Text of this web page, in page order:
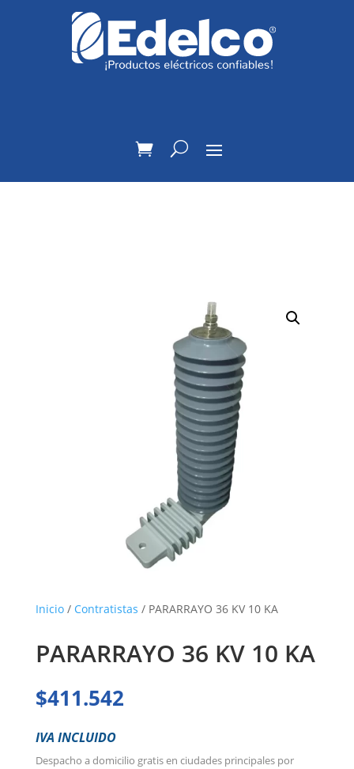
Inicio/ Contratistas / PARARRAYO 36 KV 10 KA
PARARRAYO 36 KV 10 KA
$411.542
IVA INCLUIDO
Despacho a domicilio gratis en ciudades principales por